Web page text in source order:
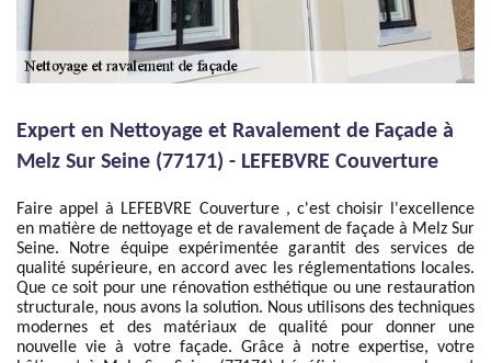
Expert en Nettoyage et Ravalement de Façade à
Melz Sur Seine (77171) - LEFEBVRE Couverture
Faire appel à LEFEBVRE Couverture , c'est choisir l'excellence
en matière de nettoyage et de ravalement de façade à Melz Sur
Seine. Notre équipe expérimentée garantit des services de
qualité supérieure, en accord avec les réglementations locales.
Que ce soit pour une rénovation esthétique ou une restauration
structurale, nous avons la solution. Nous utilisons des techniques
modernes et des matériaux de qualité pour donner une
nouvelle vie à votre façade. Grâce à notre expertise, votre